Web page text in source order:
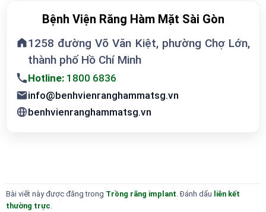
Bệnh Viện Răng Hàm Mặt Sài Gòn
1258 đường Võ Văn Kiệt, phường Chợ Lớn,
thành phố Hồ Chí Minh
Hotline: 1800 6836
info@benhvienranghammatsg.vn
benhvienranghammatsg.vn
Bài viết này được đăng trong Trồng răng implant . Đánh dấu liên kết
thường trực